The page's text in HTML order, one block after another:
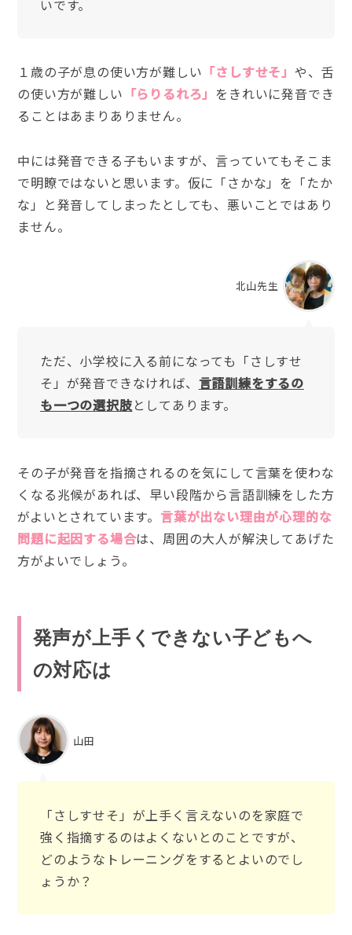
いです。
１歳の子が息の使い方が難しい 「さしすせそ」 や、舌
の使い方が難しい 「らりるれろ」 をきれいに発音でき
ることはあまりありません。
中には発音できる子もいますが、言っていてもそこま
で明瞭ではないと思います。仮に「さかな」を「たか
な」と発音してしまったとしても、悪いことではあり
ません。
北山先生
ただ、小学校に入る前になっても「さしすせ
そ」が発音できなければ、 言語訓練をするの
も一つの選択肢としてあります。
その子が発音を指摘されるのを気にして言葉を使わな
くなる兆候があれば、早い段階から言語訓練をした方
がよいとされています。 言葉が出ない理由が心理的な
問題に起因する場合は、周囲の大人が解決してあげた
方がよいでしょう。
発声が上手くできない子どもへ
の対応は
山田
「さしすせそ」が上手く言えないのを家庭で
強く指摘するのはよくないとのことですが、
どのようなトレーニングをするとよいのでし
ょうか？